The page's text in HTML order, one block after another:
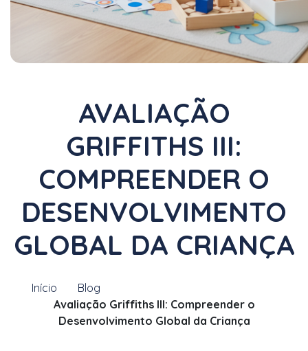
AVALIAÇÃO
GRIFFITHS III:
COMPREENDER O
DESENVOLVIMENTO
GLOBAL DA CRIANÇA
Início
Blog
Avaliação Griffiths III: Compreender o
Desenvolvimento Global da Criança